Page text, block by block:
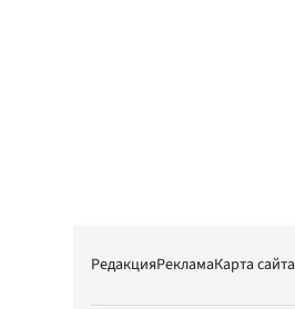
РедакцияРекламаКарта сайта